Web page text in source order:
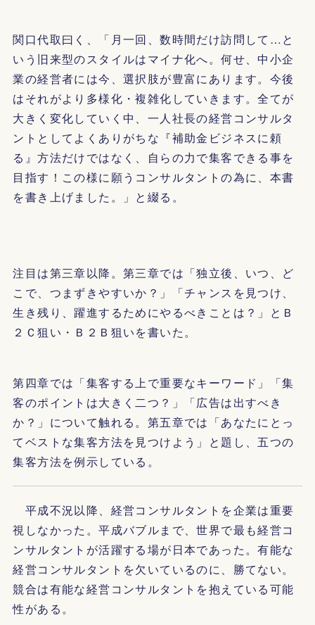
関口代取曰く、「月一回、数時間だけ訪問して…と
いう旧来型のスタイルはマイナ化へ。何せ、中小企
業の経営者には今、選択肢が豊富にあります。今後
はそれがより多様化・複雑化していきます。全てが
大きく変化していく中、一人社長の経営コンサルタ
ントとしてよくありがちな『補助金ビジネスに頼
る』方法だけではなく、自らの力で集客できる事を
目指す！この様に願うコンサルタントの為に、本書
を書き上げました。」と綴る。
注目は第三章以降。第三章では「独立後、いつ、ど
こで、つまずきやすいか？」「チャンスを見つけ、
生き残り、躍進するためにやるべきことは？」とＢ
２Ｃ狙い・Ｂ２Ｂ狙いを書いた。
第四章では「集客する上で重要なキーワード」「集
客のポイントは大きく二つ？」「広告は出すべき
か？」について触れる。第五章では「あなたにとっ
てベストな集客方法を見つけよう」と題し、五つの
集客方法を例示している。
平成不況以降、経営コンサルタントを企業は重要
視しなかった。平成バブルまで、世界で最も経営コ
ンサルタントが活躍する場が日本であった。有能な
経営コンサルタントを欠いているのに、勝てない。
競合は有能な経営コンサルタントを抱えている可能
性がある。